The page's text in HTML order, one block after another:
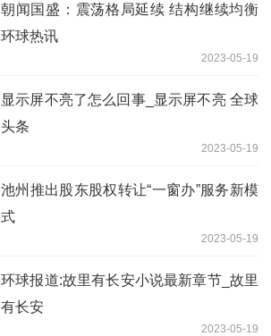
朝闻国盛：震荡格局延续 结构继续均衡
环球热讯
2023-05-19
显示屏不亮了怎么回事_显示屏不亮 全球
头条
2023-05-19
池州推出股东股权转让“一窗办”服务新模
式
2023-05-19
环球报道:故里有长安小说最新章节_故里
有长安
2023-05-19